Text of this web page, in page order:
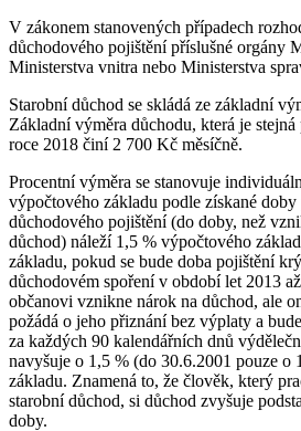
V zákonem stanovených případech
důchodového pojištění příslušné orgány
Ministerstva vnitra nebo Ministerstva
Starobní důchod se skládá ze základní
Základní výměra důchodu, která je
roce 2018 činí 2 700 Kč měsíčně.
Procentní výměra se stanovuje
výpočtového základu podle získané
důchodového pojištění (do doby, než
důchod) náleží 1,5 % výpočtového
základu, pokud se bude doba pojištění
důchodovém spoření v období let 2013
občanovi vznikne nárok na důchod, ale
požádá o jeho přiznání bez výplaty a
za každých 90 kalendářních dnů
navyšuje o 1,5 % (do 30.6.2001 pouze o
základu. Znamená to, že člověk, který
starobní důchod, si důchod zvyšuje
doby.